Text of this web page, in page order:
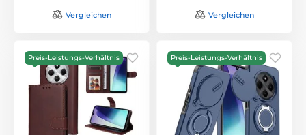
Vergleichen Vergleichen
Preis-Leistungs-Verhältnis Preis-Leistungs-Verhältnis